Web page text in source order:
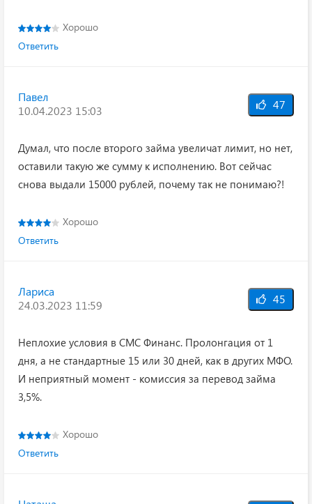
Хорошо
Ответить
Павел
10.04.2023 15:03
47
Думал, что после второго займа увеличат лимит, но нет,
оставили такую же сумму к исполнению. Вот сейчас
снова выдали 15000 рублей, почему так не понимаю?!
Хорошо
Ответить
Лариса
24.03.2023 11:59
45
Неплохие условия в СМС Финанс. Пролонгация от 1
дня, а не стандартные 15 или 30 дней, как в других МФО.
И неприятный момент - комиссия за перевод займа
3,5%.
Хорошо
Ответить